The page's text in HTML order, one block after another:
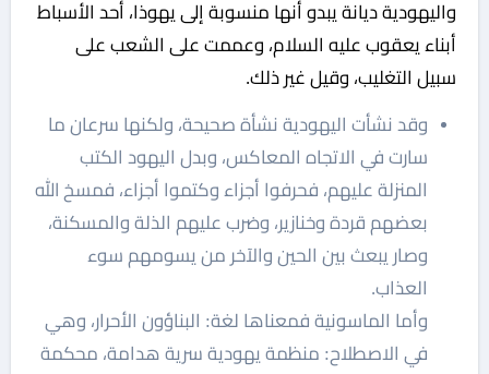
واليهودية ديانة يبدو أنها منسوبة إلى يهوذا، أحد الأسباط
أبناء يعقوب عليه السلام، وعممت على الشعب على
سبيل التغليب، وقيل غير ذلك.
وقد نشأت اليهودية نشأة صحيحة، ولكنها سرعان ما
سارت في الاتجاه المعاكس، وبدل اليهود الكتب
المنزلة عليهم، فحرفوا أجزاء وكتموا أجزاء، فمسخ الله
بعضهم قردة وخنازير، وضرب عليهم الذلة والمسكنة،
وصار يبعث بين الحين والآخر من يسومهم سوء
العذاب.
وأما الماسونية فمعناها لغة: البناؤون الأحرار، وهي
في الاصطلاح: منظمة يهودية سرية هدامة، محكمة